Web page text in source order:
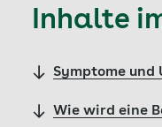
Inhalte
Symptome und
Wie wird eine